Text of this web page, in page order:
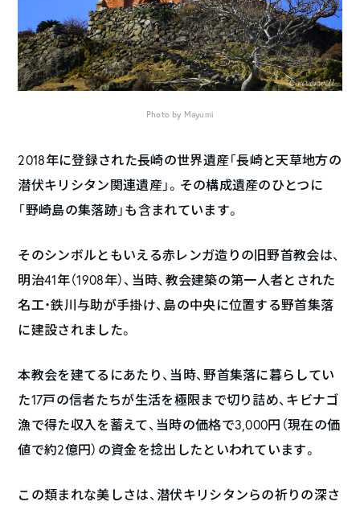
Photo by Mayumi
2018年に登録された長崎の世界遺産「長崎と天草地方の
潜伏キリシタン関連遺産」。その構成遺産のひとつに
「野崎島の集落跡」も含まれています。
そのシンボルともいえる赤レンガ造りの旧野首教会は、
明治41年（1908年）、当時、教会建築の第一人者とされた
名工・鉄川与助が手掛け、島の中央に位置する野首集落
に建設されました。
本教会を建てるにあたり、当時、野首集落に暮らしてい
た17戸の信者たちが生活を極限まで切り詰め、キビナゴ
漁で得た収入を蓄えて、当時の価格で3,000円（現在の価
値で約2億円）の資金を捻出したといわれています。
この類まれな美しさは、潜伏キリシタンらの祈りの深さ